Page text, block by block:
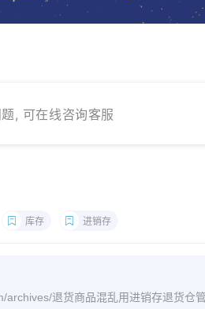
, 可在线咨询客服
库存 进销存
archives/退货商品混乱用进销存退货仓